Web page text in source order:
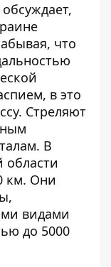
что
в это
Стреляют
В
области
км. Они
видами
до 5000